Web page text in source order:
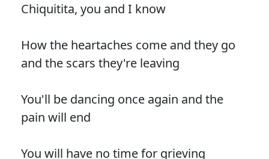
Chiquitita, you and I know
How the heartaches come and they go
and the scars they're leaving
You'll be dancing once again and the
pain will end
You will have no time for grieving